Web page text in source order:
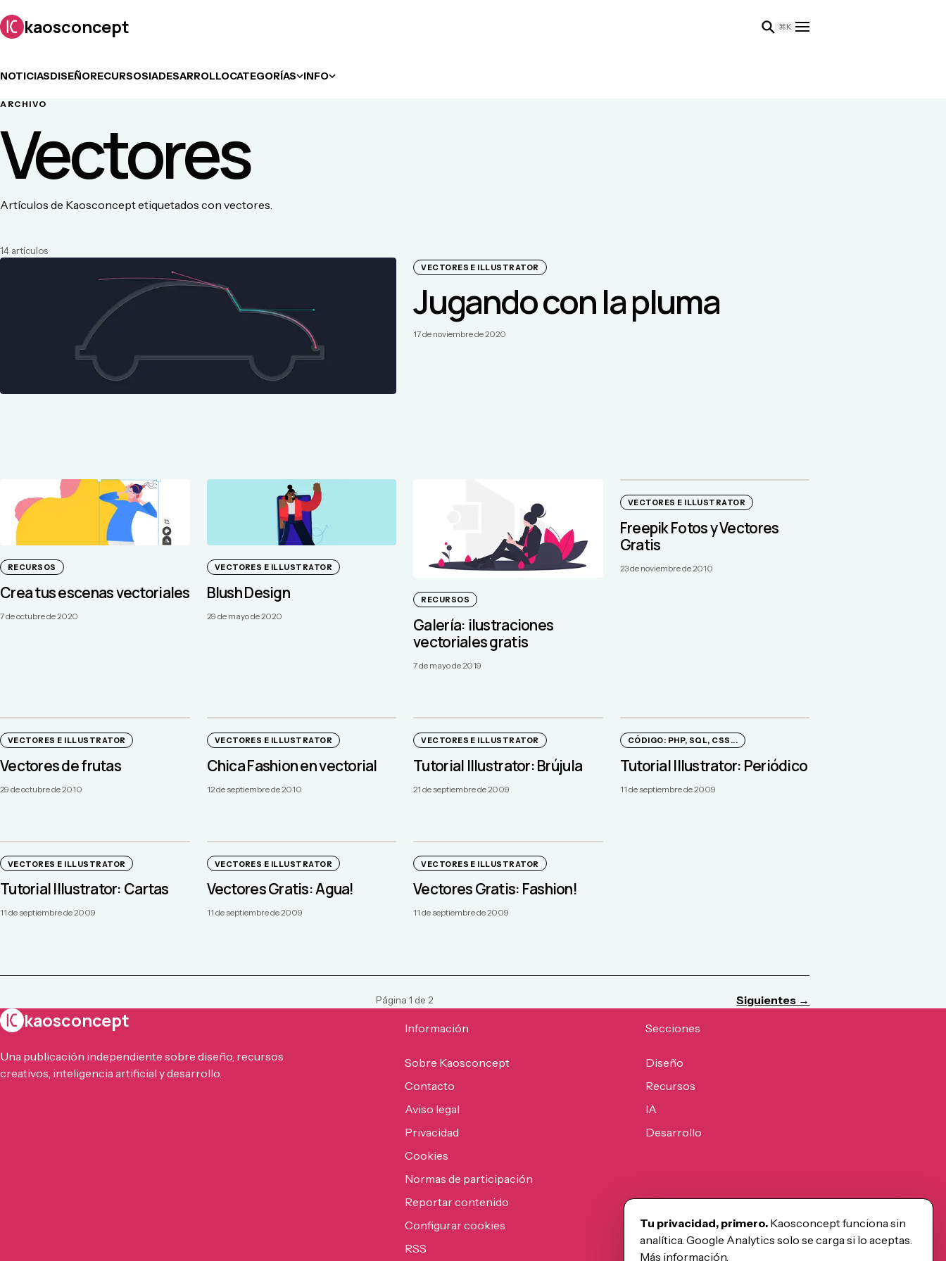
kaosconcept ⌘K
NOTICIASDISEÑORECURSOSIADESARROLLOCATEGORÍAS INFO
ARCHIVO
Vectores
Artículos de Kaosconcept etiquetados con vectores.
14 artículos
VECTORES E ILLUSTRATOR
Jugando con la pluma
17 de noviembre de 2020
RECURSOS
Crea tus escenas vectoriales
7 de octubre de 2020
VECTORES E ILLUSTRATOR
Blush Design
29 de mayo de 2020
RECURSOS
Galería: ilustraciones
vectoriales gratis
7 de mayo de 2019
VECTORES E ILLUSTRATOR
Freepik Fotos y Vectores
Gratis
23 de noviembre de 2010
VECTORES E ILLUSTRATOR
Vectores de frutas
29 de octubre de 2010
VECTORES E ILLUSTRATOR
Chica Fashion en vectorial
12 de septiembre de 2010
VECTORES E ILLUSTRATOR
Tutorial Illustrator: Brújula
21 de septiembre de 2009
CÓDIGO: PHP, SQL, CSS...
Tutorial Illustrator: Periódico
11 de septiembre de 2009
VECTORES E ILLUSTRATOR
Tutorial Illustrator: Cartas
11 de septiembre de 2009
VECTORES E ILLUSTRATOR
Vectores Gratis: Agua!
11 de septiembre de 2009
VECTORES E ILLUSTRATOR
Vectores Gratis: Fashion!
11 de septiembre de 2009
Página1 de 2 Siguientes →
kaosconcept
Una publicación independiente sobre diseño, recursos
creativos, inteligencia artificial y desarrollo.
Información
Sobre Kaosconcept
Contacto
Aviso legal
Privacidad
Cookies
Normas de participación
Reportar contenido
Configurar cookies
RSS
Secciones
Diseño
Recursos
IA
Desarrollo
Tu privacidad, primero. Kaosconcept funciona sin
analítica. Google Analytics solo se carga si lo aceptas.
Más información.